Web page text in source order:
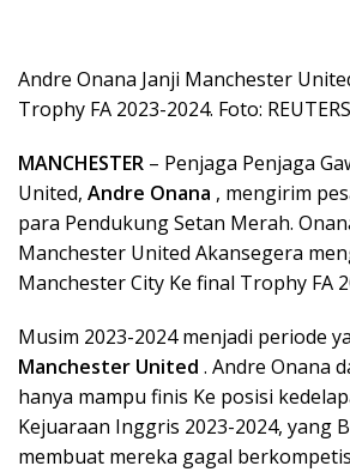
Andre Onana Janji Manchester
Trophy FA 2023-2024. Foto:
MANCHESTER – Penjaga Penjaga
United, Andre Onana , mengirim
para Pendukung Setan Merah.
Manchester United Akansegera
Manchester City Ke final Trophy FA
Musim 2023-2024 menjadi periode
Manchester United . Andre Onana
hanya mampu finis Ke posisi
Kejuaraan Inggris 2023-2024, yang
membuat mereka gagal